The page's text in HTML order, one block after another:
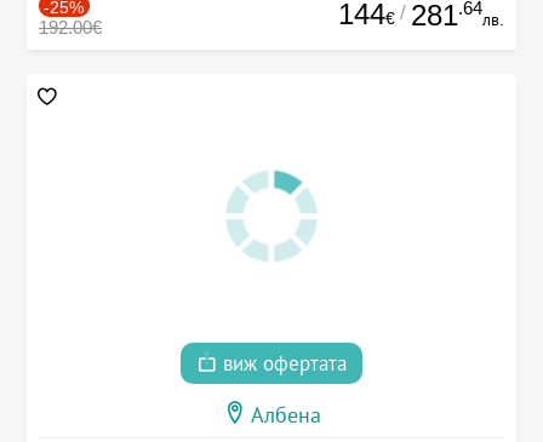
-25%
192.00€ 144€ / 281.64
лв.
виж офертата
Албена